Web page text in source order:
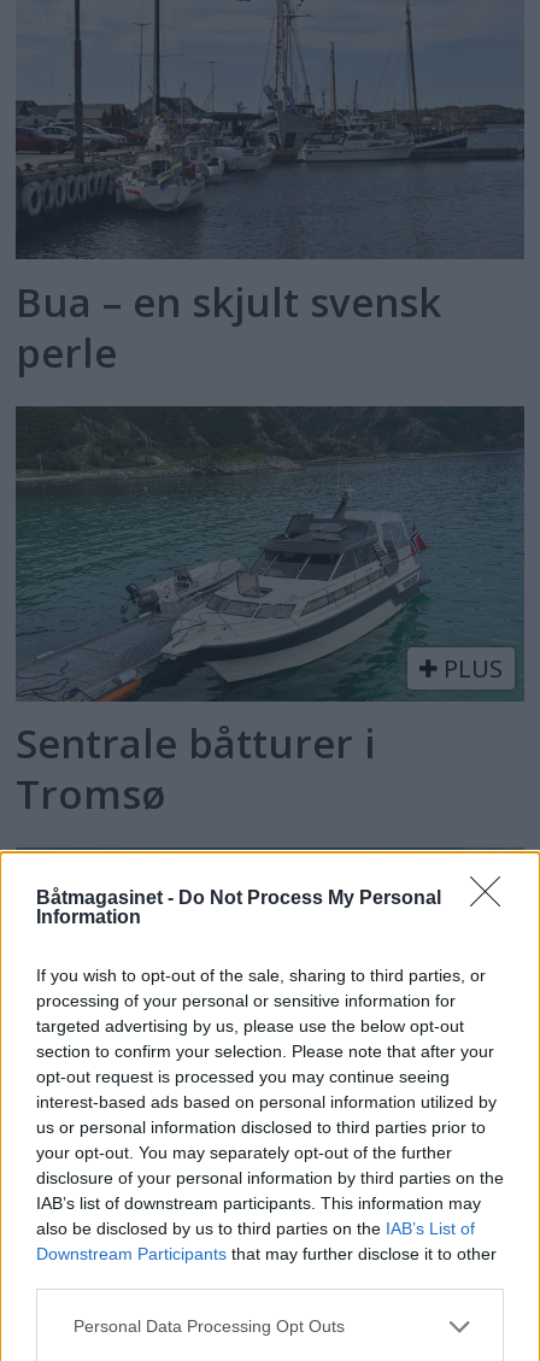
Båtmagasinet - Do Not Process My Personal
Information
If you wish to opt-out of the sale, sharing to third parties, or
processing of your personal or sensitive information for
targeted advertising by us, please use the below opt-out
section to confirm your selection. Please note that after your
opt-out request is processed you may continue seeing
interest-based ads based on personal information utilized by
us or personal information disclosed to third parties prior to
your opt-out. You may separately opt-out of the further
disclosure of your personal information by third parties on the
IAB’s list of downstream participants. This information may
also be disclosed by us to third parties on the IAB’s List of
Downstream Participants that may further disclose it to other
Personal Data Processing Opt Outs
Bua – en skjult svensk
perle
PLUS
Sentrale båtturer i
Tromsø
PLUS
Rampen satser i Bodø
med ny Targa 46 til rundt
20 millioner